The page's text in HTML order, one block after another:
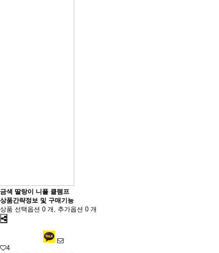
금색 딸랑이 니플 클램프
상품간략정보 및 구매기능
상품 선택옵션 0 개, 추가옵션 0 개
4